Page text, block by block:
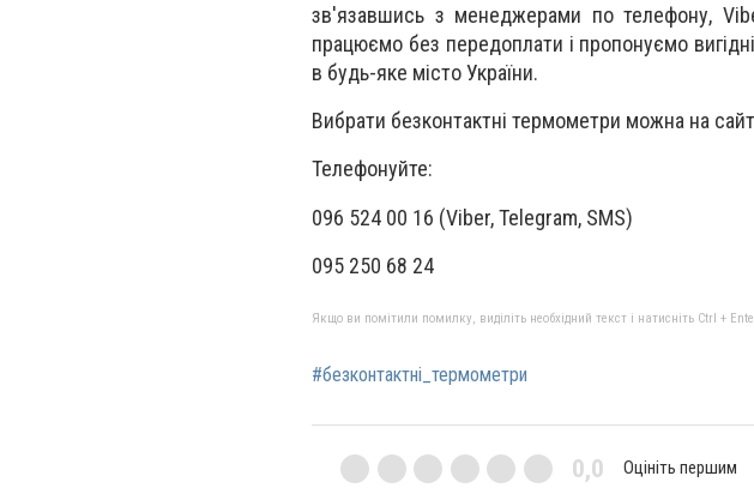
зв'язавшись з менеджерами по телефону,
працюємо без передоплати і пропонуємо
в будь-яке місто України.
Вибрати безконтактні термометри можна на
Телефонуйте:
096 524 00 16 (Viber, Telegram, SMS)
095 250 68 24
Якщо ви помітили помилку, виділіть необхідний текст і натисніть Ctrl +
#безконтактні_термометри
0,0 Оцініть першим